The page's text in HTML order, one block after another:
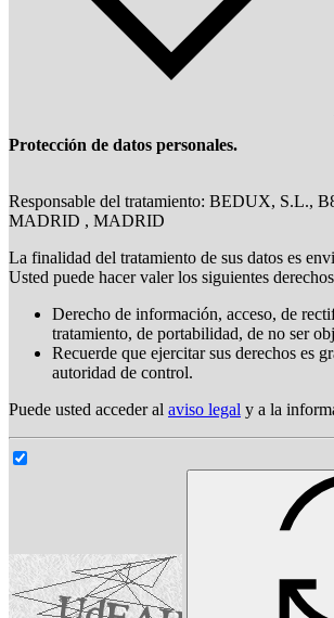
Protección de datos personales.
Responsable del tratamiento: BEDUX, S.L.,
MADRID , MADRID
La finalidad del tratamiento de sus datos es
Usted puede hacer valer los siguientes
Derecho de información, acceso, de
tratamiento, de portabilidad, de no ser
Recuerde que ejercitar sus derechos es
autoridad de control.
Puede usted acceder al aviso legal y a la